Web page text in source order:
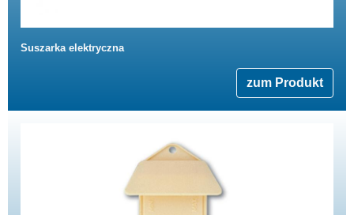
Suszarka elektryczna
zum Produkt